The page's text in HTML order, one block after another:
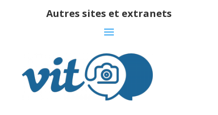
Autres sites et extranets